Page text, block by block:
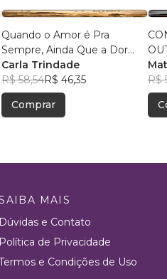
Quando o Amor é Pra
Sempre, Ainda Que a Dor
Insista
Carla Trindade
R$ 58,54R$ 46,35
Comprar
R$
MAIS
Dúvidas e Contato
Política de Privacidade
e Condições de Uso